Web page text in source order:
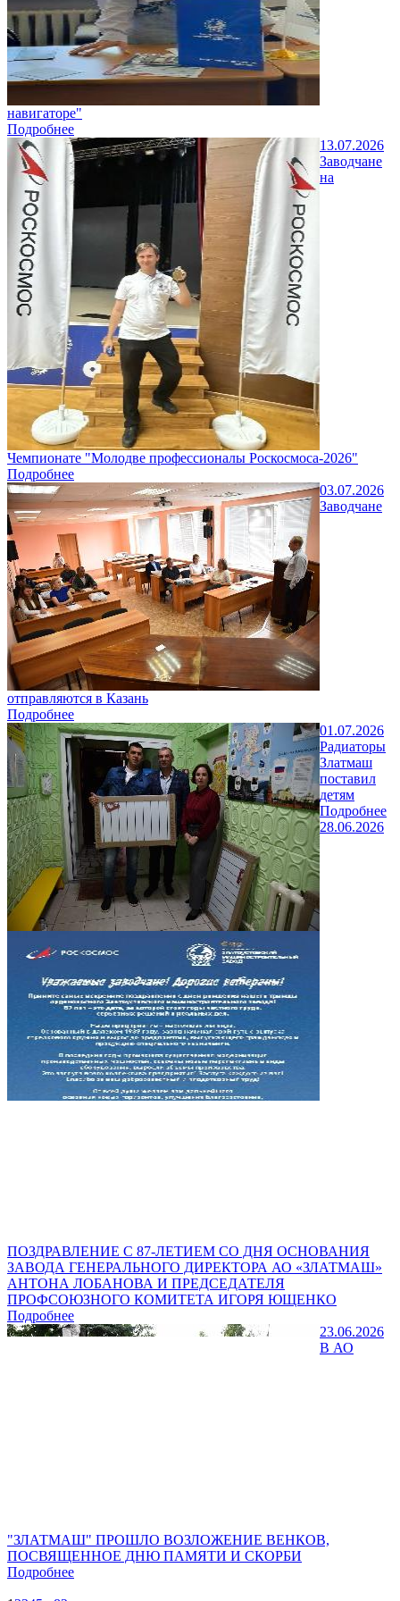
навигаторе"
Подробнее
13.07.2026
Заводчане
на
Чемпионате "Молодве профессионалы Роскосмоса-2026"
Подробнее
03.07.2026
Заводчане
отправляются в Казань
Подробнее
01.07.2026
Радиаторы
Златмаш
поставил
детям
Подробнее
28.06.2026
ПОЗДРАВЛЕНИЕ С 87-ЛЕТИЕМ СО ДНЯ ОСНОВАНИЯ
ЗАВОДА ГЕНЕРАЛЬНОГО ДИРЕКТОРА АО «ЗЛАТМАШ»
АНТОНА ЛОБАНОВА И ПРЕДСЕДАТЕЛЯ
ПРОФСОЮЗНОГО КОМИТЕТА ИГОРЯ ЮЩЕНКО
Подробнее
23.06.2026
В АО
"ЗЛАТМАШ" ПРОШЛО ВОЗЛОЖЕНИЕ ВЕНКОВ,
ПОСВЯЩЕННОЕ ДНЮ ПАМЯТИ И СКОРБИ
Подробнее